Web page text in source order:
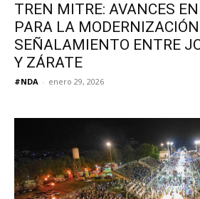
TREN MITRE: AVANCES
PARA LA
SEÑALAMIENTO ENTRE
Y ZÁRATE
#NDA - enero 29, 2026